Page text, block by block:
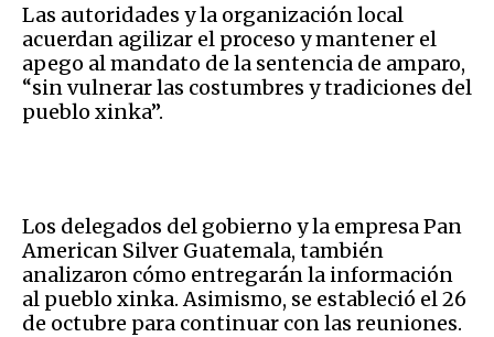
Las autoridades y la organización local
acuerdan agilizar el proceso y mantener el
apego al mandato de la sentencia de amparo,
“sin vulnerar las costumbres y tradiciones del
pueblo xinka”.
Los delegados del gobierno y la empresa Pan
American Silver Guatemala, también
analizaron cómo entregarán la información
al pueblo xinka. Asimismo, se estableció el 26
de octubre para continuar con las reuniones.